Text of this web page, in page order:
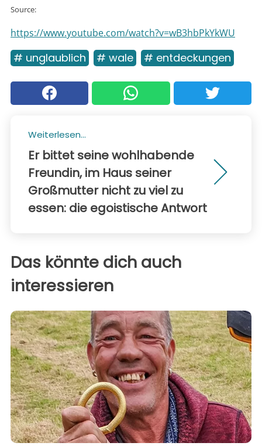
Source:
https://www.youtube.com/watch?v=wB3hbPkYkWU
# unglaublich # wale # entdeckungen
Weiterlesen...
Er bittet seine wohlhabende
Freundin, im Haus seiner
Großmutter nicht zu viel zu
essen: die egoistische Antwort
Das könnte dich auch
interessieren